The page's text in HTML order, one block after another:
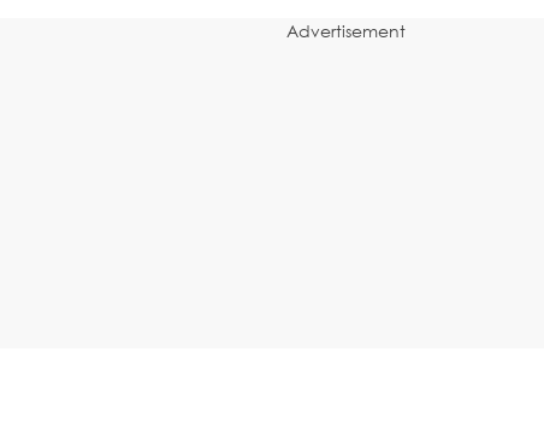
Advertisement